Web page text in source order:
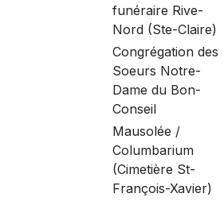
funéraire Rive-
Nord (Ste-Claire)
Congrégation des
Soeurs Notre-
Dame du Bon-
Conseil
Mausolée /
Columbarium
(Cimetière St-
François-Xavier)